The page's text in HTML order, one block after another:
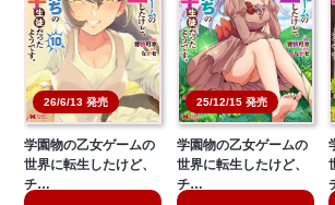
26/6/13 発売
学園物の乙女ゲームの
世界に転生したけど、
チ…
25/12/15 発売
学園物の乙女ゲームの
世界に転生したけど、
チ…